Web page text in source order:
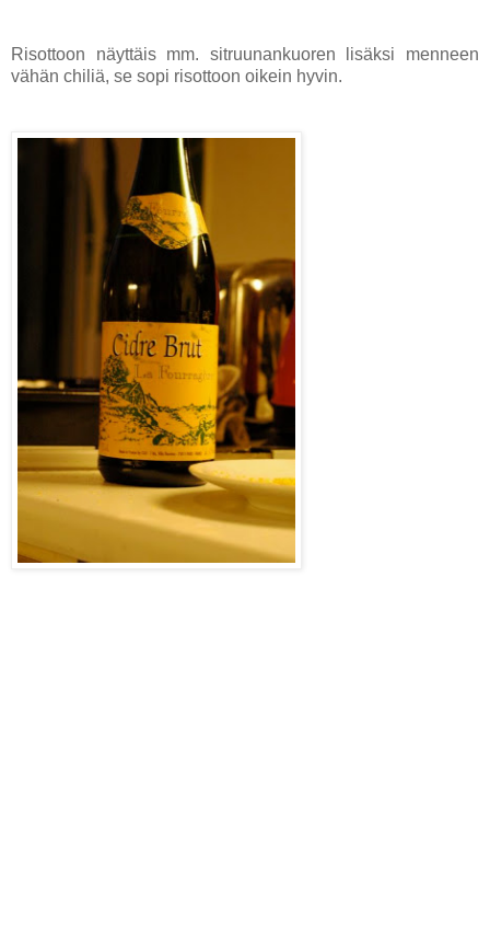
Risottoon näyttäis mm. sitruunankuoren lisäksi menneen
vähän chiliä, se sopi risottoon oikein hyvin.